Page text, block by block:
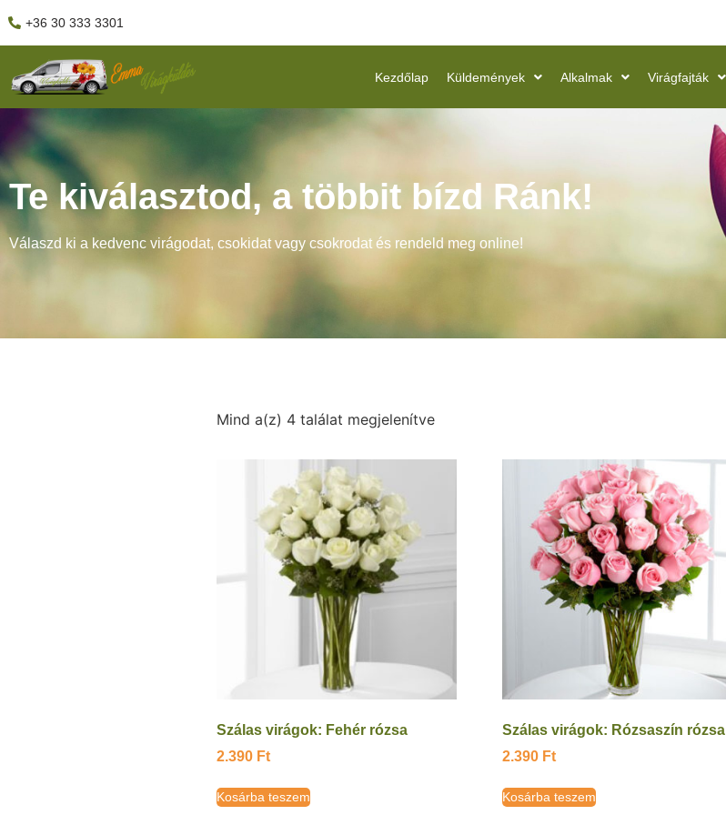
+36 30 333 3301
Kezdőlap Küldemények Alkalmak Virágfajták
Te kiválasztod, a többit bízd Ránk!
Válaszd ki a kedvenc virágodat, csokidat vagy csokrodat és rendeld meg online!
Mind a(z) 4 találat megjelenítve
Szálas virágok: Fehér rózsa
2.390 Ft
Kosárba teszem
Szálas virágok: Rózsaszín rózsa
2.390 Ft
Kosárba teszem